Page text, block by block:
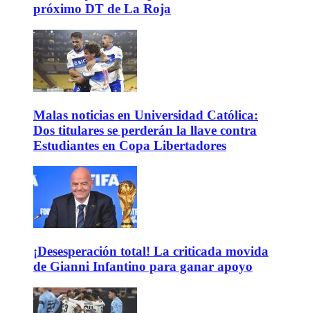
próximo DT de La Roja
Malas noticias en Universidad Católica:
Dos titulares se perderán la llave contra
Estudiantes en Copa Libertadores
¡Desesperación total! La criticada movida
de Gianni Infantino para ganar apoyo